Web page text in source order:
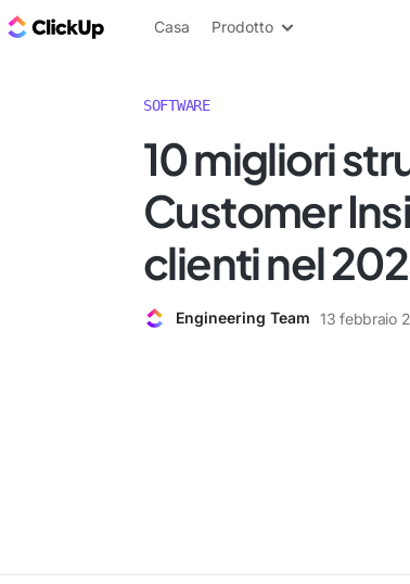
Blog di ClickUp
Casa Prodotto
SOFTWARE
10 migliori
Customer
clienti nel
Engineering Team 13 febbraio